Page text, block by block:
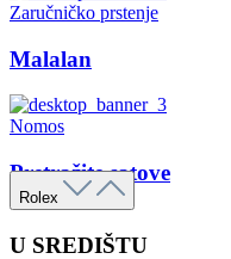
Zaručničko prstenje
Malalan
Nomos
Pretražite satove
Rolex
U SREDIŠTU